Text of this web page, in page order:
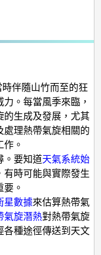
伴隨山竹而至的狂
。每當風季來臨，
的生成及發展，尤其
處理熱帶氣旋相關的
。
。要知道天氣系統始
有時可能與實際發生
。
星數據來估算熱帶氣
氣旋潛熱對熱帶氣旋
各種途徑傳送到天文